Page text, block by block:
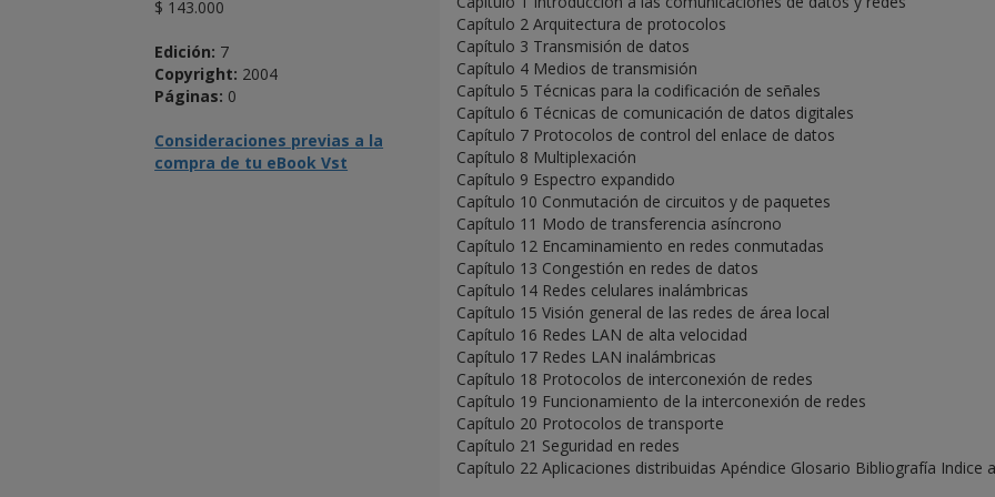
$ 143.000
Edición: 7
Copyright: 2004
Páginas: 0
Consideraciones previas a la
compra de tu eBook Vst
Capítulo 2 Arquitectura de protocolos
Capítulo 3 Transmisión de datos
Capítulo 4 Medios de transmisión
Capítulo 5 Técnicas para la codificación de señales
Capítulo 6 Técnicas de comunicación de datos digitales
Capítulo 7 Protocolos de control del enlace de datos
Capítulo 8 Multiplexación
Capítulo 9 Espectro expandido
Capítulo 10 Conmutación de circuitos y de paquetes
Capítulo 11 Modo de transferencia asíncrono
Capítulo 12 Encaminamiento en redes conmutadas
Capítulo 13 Congestión en redes de datos
Capítulo 14 Redes celulares inalámbricas
Capítulo 15 Visión general de las redes de área local
Capítulo 16 Redes LAN de alta velocidad
Capítulo 17 Redes LAN inalámbricas
Capítulo 18 Protocolos de interconexión de redes
Capítulo 19 Funcionamiento de la interconexión de redes
Capítulo 20 Protocolos de transporte
Capítulo 21 Seguridad en redes
Capítulo 22 Aplicaciones distribuidas Apéndice Glosario Bibliografía Indice